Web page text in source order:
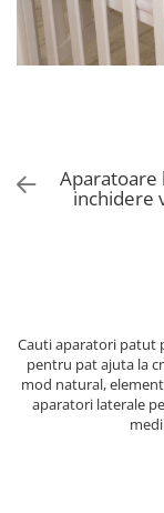
Baldachine
Bumpere si
Decoratiuni si alte
Accesorii Leagane
Balansoare
Leagane electrice
Learning tower
Genti plimbare/
Rucsac transport
Accesorii scaune
MARSUPII
Oglinzi
Jucarii de dentitie
Jucarii Smart
Cosmetice naturale
Halate si Prosoape
Fetite
Ochelari de soare
Perne anti-colici
Saci de dormit
Scutece premium
Aparatoare
inchidere
Cauti aparatori patut
pentru pat ajuta la
mod natural,
aparatori laterale